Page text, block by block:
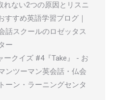
れない2つの原因とリスニ
すめ英語学習ブログ｜
話スクールのロゼッタス
ー
ークイズ #4『Take』 - お
ンツーマン英会話・仏会
ーン・ラーニングセンタ